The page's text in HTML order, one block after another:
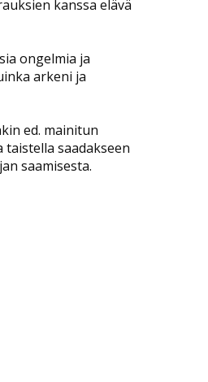
kanssa elävä
ongelmia ja
arkeni ja
ed. mainitun
saadakseen
saamisesta.